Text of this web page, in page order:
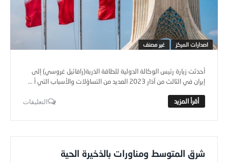
اصدارات المركز غير مصنف
أحدثت زيارة رئيس الوكالة الدولية للطاقة الذرية(رافائيل غروسي) إلى
إيران في الثالث من آذار 2023 العديد من التساؤلات والأسباب التي أ ...
التعليقات
شرق المتوسط ومناورات بالذخيرة الحية